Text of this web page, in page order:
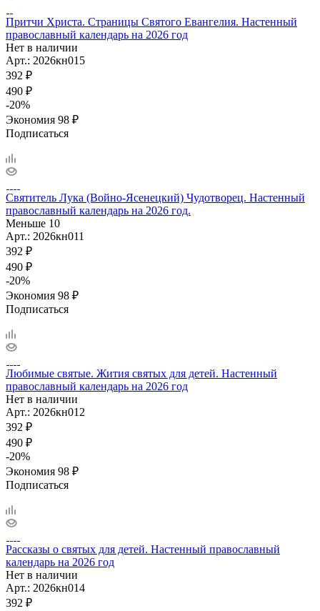
Притчи Христа. Страницы Святого Евангелия. Настенный
православный календарь на 2026 год
Нет в наличии
Арт.: 2026кн015
392 ₽
490 ₽
-20%
Экономия 98 ₽
Подписаться
Святитель Лука (Войно-Ясенецкий) Чудотворец. Настенный
православный календарь на 2026 год.
Меньше 10
Арт.: 2026кн011
392 ₽
490 ₽
-20%
Экономия 98 ₽
Подписаться
Любимые святые. Жития святых для детей. Настенный
православный календарь на 2026 год
Нет в наличии
Арт.: 2026кн012
392 ₽
490 ₽
-20%
Экономия 98 ₽
Подписаться
Рассказы о святых для детей. Настенный православный
календарь на 2026 год
Нет в наличии
Арт.: 2026кн014
392 ₽